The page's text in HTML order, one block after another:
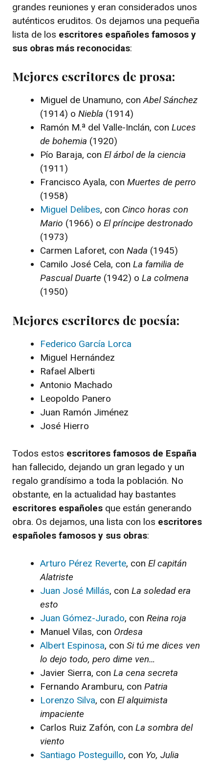
grandes reuniones y eran considerados unos
auténticos eruditos. Os dejamos una pequeña
lista de los escritores españoles famosos y
sus obras más reconocidas:
Mejores escritores de prosa:
Miguel de Unamuno, conAbel Sánchez
(1914) o Niebla (1914)
Ramón M.ª del Valle-Inclán, con Luces
de bohemia (1920)
Pío Baraja, con El árbol de la ciencia
(1911)
Francisco Ayala, con Muertes de perro
(1958)
Miguel Delibes, con Cinco horas con
Mario (1966) o El príncipe destronado
(1973)
Carmen Laforet, con Nada (1945)
Camilo José Cela, con La familia de
Pascual Duarte (1942) o La colmena
(1950)
Mejores escritores de poesía:
Federico García Lorca
Miguel Hernández
Rafael Alberti
Antonio Machado
Leopoldo Panero
Juan Ramón Jiménez
José Hierro
Todos estos escritores famosos de España
han fallecido, dejando un gran legado y un
regalo grandísimo a toda la población. No
obstante, en la actualidad hay bastantes
escritores españoles que están generando
obra. Os dejamos, una lista con los escritores
españoles famosos y sus obras:
Arturo Pérez Reverte, con El capitán
Alatriste
Juan José Millás, con La soledad era
esto
Juan Gómez-Jurado, con Reina roja
Manuel Vilas, con Ordesa
Albert Espinosa, con Si tú me dices ven
lo dejo todo, pero dime ven…
Javier Sierra, con La cena secreta
Fernando Aramburu, con Patria
Lorenzo Silva, con El alquimista
impaciente
Carlos Ruiz Zafón, con La sombra del
viento
Santiago Posteguillo, con Yo, Julia